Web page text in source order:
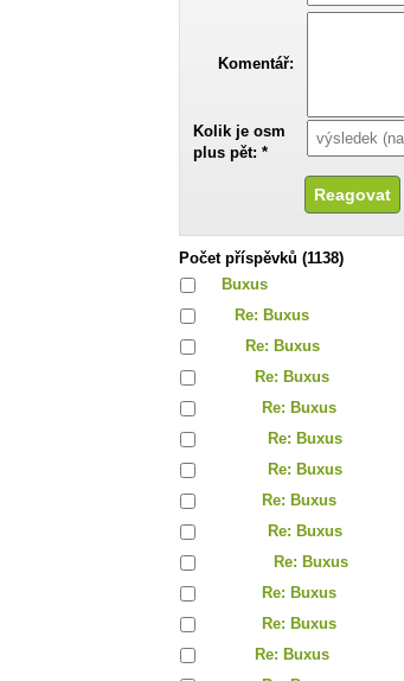
Komentář:
Kolik je osm
plus pět: *
Počet příspěvků (1138)
Buxus
Re: Buxus
Re: Buxus
Re: Buxus
Re: Buxus
Re: Buxus
Re: Buxus
Re: Buxus
Re: Buxus
Re: Buxus
Re: Buxus
Re: Buxus
Re: Buxus